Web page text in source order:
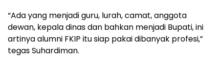
“Ada yang menjadi guru, lurah, camat, anggota
dewan, kepala dinas dan bahkan menjadi Bupati, ini
artinya alumni FKIP itu siap pakai dibanyak profesi,”
tegas Suhardiman.